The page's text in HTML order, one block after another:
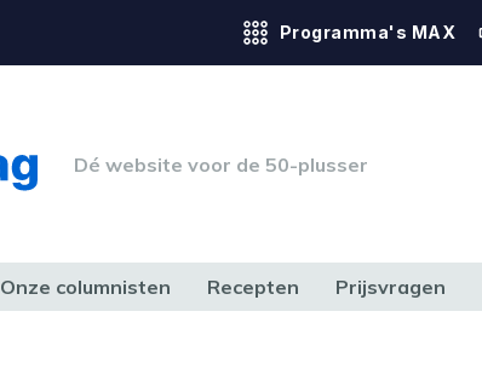
Programma's MAX
Dé website voor de 50-plusser
Onze columnisten Recepten Prijsvragen